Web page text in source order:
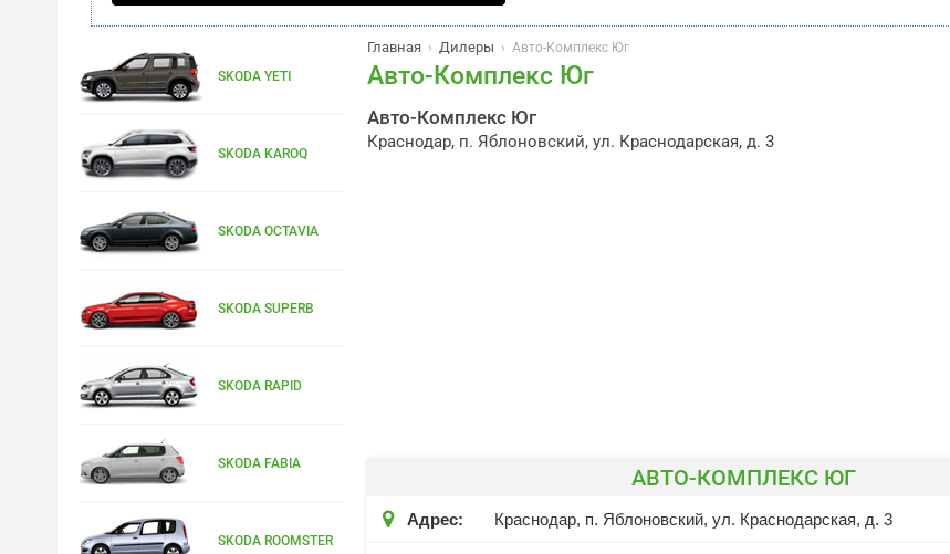
Главная › Дилеры › Авто-Комплекс Юг
Авто-Комплекс Юг
Авто-Комплекс Юг
Краснодар, п. Яблоновский, ул. Краснодарская, д. 3
АВТО-КОМПЛЕКС ЮГ
 Адрес: Краснодар, п. Яблоновский, ул. Краснодарская, д. 3
SKODA YETI
SKODA KAROQ
SKODA OCTAVIA
SKODA SUPERB
SKODA RAPID
SKODA FABIA
SKODA ROOMSTER